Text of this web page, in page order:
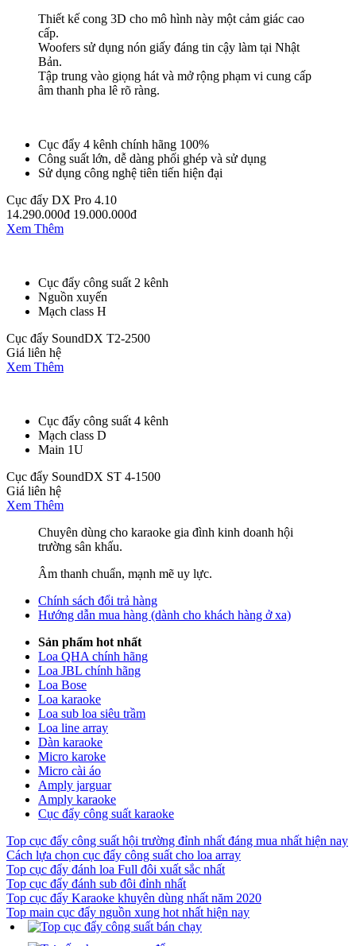
Thiết kế cong 3D cho mô hình này một cảm giác cao
cấp.
Woofers sử dụng nón giấy đáng tin cậy làm tại Nhật
Bản.
Tập trung vào giọng hát và mở rộng phạm vi cung cấp
âm thanh pha lê rõ ràng.
Cục đẩy 4 kênh chính hãng 100%
Công suất lớn, dễ dàng phối ghép và sử dụng
Sử dụng công nghệ tiên tiến hiện đại
Cục đẩy DX Pro 4.10
14.290.000đ 19.000.000đ
Xem Thêm
Cục đẩy công suất 2 kênh
Nguồn xuyến
Mạch class H
Cục đẩy SoundDX T2-2500
Giá liên hệ
Xem Thêm
Cục đẩy công suất 4 kênh
Mạch class D
Main 1U
Cục đẩy SoundDX ST 4-1500
Giá liên hệ
Xem Thêm
Chuyên dùng cho karaoke gia đình kinh doanh hội
trường sân khấu.
Âm thanh chuẩn, mạnh mẽ uy lực.
Chính sách đổi trả hàng
Hướng dẫn mua hàng (dành cho khách hàng ở xa)
Sản phẩm hot nhất
Loa QHA chính hãng
Loa JBL chính hãng
Loa Bose
Loa karaoke
Loa sub loa siêu trầm
Loa line array
Dàn karaoke
Micro karoke
Micro cài áo
Amply jarguar
Amply karaoke
Cục đẩy công suất karaoke
Top cục đẩy công suất hội trường đỉnh nhất đáng mua nhất hiện nay
Cách lựa chọn cục đẩy công suất cho loa array
Top cục đẩy đánh loa Full đôi xuất sắc nhất
Top cục đẩy đánh sub đôi đỉnh nhất
Top cục đẩy Karaoke khuyên dùng nhất năm 2020
Top main cục đẩy nguồn xung hot nhất hiện nay